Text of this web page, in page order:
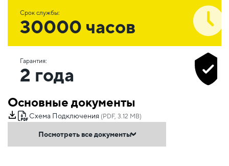
Срок службы:
30000 часов
Гарантия:
2 года
Основные документы
Схема Подключения (PDF, 3.12 MB)
Посмотреть все документы